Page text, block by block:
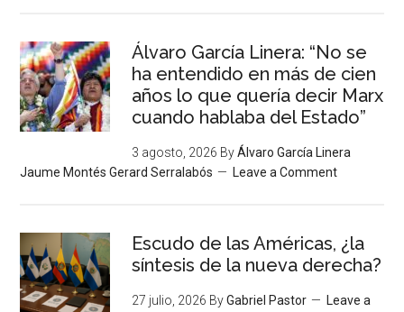
Álvaro García Linera: “No se
ha entendido en más de cien
años lo que quería decir Marx
cuando hablaba del Estado”
3 agosto, 2026 ByÁlvaro García Linera
Jaume Montés Gerard Serralabós
Leave a Comment
Escudo de las Américas, ¿la
síntesis de la nueva derecha?
27 julio, 2026 ByGabriel Pastor
Leave a